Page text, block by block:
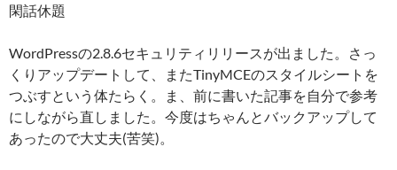
閑話休題
WordPressの2.8.6セキュリティリリースが出ました。さっ
くりアップデートして、またTinyMCEのスタイルシートを
つぶすという体たらく。ま、前に書いた記事を自分で参考
にしながら直しました。今度はちゃんとバックアップして
あったので大丈夫(苦笑)。